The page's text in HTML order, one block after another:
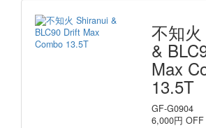
不知
&
Max
13.5T
GF-G0904
6,000円 OFF